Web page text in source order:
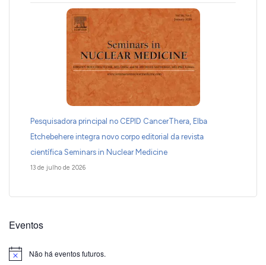
Pesquisadora principal no CEPID CancerThera, Elba
Etchebehere integra novo corpo editorial da revista
científica Seminars in Nuclear Medicine
13 de julho de 2026
Eventos
Notice Não há eventos futuros.